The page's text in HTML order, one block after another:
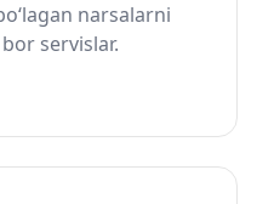
narsalarni
servislar.